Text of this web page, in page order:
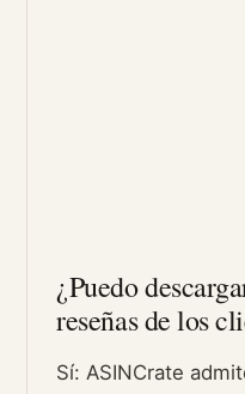
¿Puedo
reseñas de los
Sí: ASINCrate